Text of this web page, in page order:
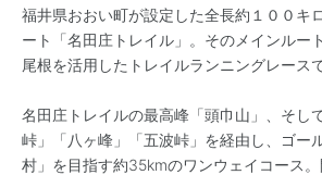
福井県おおい町が設定した全長約１００キ
ート「名田庄トレイル」。そのメインルー
尾根を活用したトレイルランニングレースで
名田庄トレイルの最高峰「頭巾山」、そし
峠」「八ヶ峰」「五波峠」を経由し、ゴー
村」を目指す約35kmのワンウェイコース